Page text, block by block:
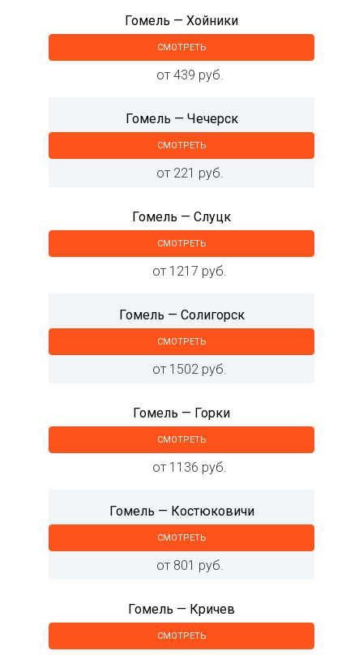
Гомель — Хойники
СМОТРЕТЬ
от 439 руб.
Гомель — Чечерск
СМОТРЕТЬ
от 221 руб.
Гомель — Слуцк
СМОТРЕТЬ
от 1217 руб.
Гомель — Солигорск
СМОТРЕТЬ
от 1502 руб.
Гомель — Горки
СМОТРЕТЬ
от 1136 руб.
Гомель — Костюковичи
СМОТРЕТЬ
от 801 руб.
Гомель — Кричев
СМОТРЕТЬ